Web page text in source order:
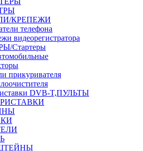
КРЕПЕЖИ
телефона
видеорегистратора
Стартеры
прикуривателя
DVB-T,ПУЛЬТЫ